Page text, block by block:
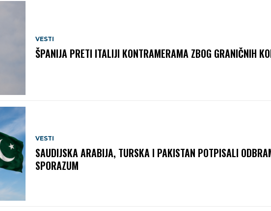
VESTI
ŠPANIJA PRETI ITALIJI KONTRAMERAMA ZBOG GRANIČNIH
VESTI
SAUDIJSKA ARABIJA, TURSKA I PAKISTAN POTPISALI
SPORAZUM